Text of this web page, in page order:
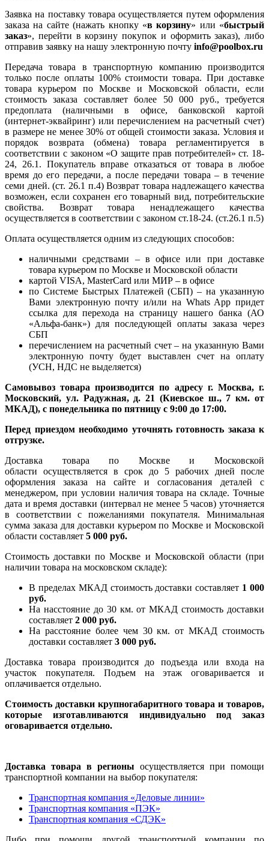
Заявка на поставку товара осуществляется путем оформления
заказа на сайте (нажать кнопку «в корзину» или «быстрый
заказ», перейти в корзину покупок и оформить заказ), либо
отправив заявку на нашу электронную почту info@poolbox.ru
Передача товара в транспортную компанию производится
только после оплаты 100% стоимости товара. При доставке
товара курьером по Москве и Московской области, если
стоимость заказа составляет более 50 000 руб., требуется
предоплата (наличными в офисе, банковской картой
(интернет-эквайринг) или перечислением на расчетный счет)
в размере не менее 30% от общей стоимости заказа. Условия и
порядок возврата (обмена) товара регламентируется в
соответствии с законом «О защите прав потребителей» ст. 18-
24, 26.1. Покупатель вправе отказаться от товара в любое
время до его передачи, а после передачи товара – в течение
семи дней. (ст. 26.1 п.4) Возврат товара надлежащего качества
возможен, если сохранен его товарный вид, потребительские
свойства. Возврат товара ненадлежащего качества
осуществляется в соответствии с законом ст.18-24. (ст.26.1 п.5)
Оплата осуществляется одним из следующих способов:
наличными средствами – в офисе или при доставке
товара курьером по Москве и Московской области
картой VISA, MasterCard или МИР – в офисе
по Системе Быстрых Платежей (СБП) – на указанную
Вами электронную почту и/или на Whats App придет
ссылка для перехода на страницу нашего банка (АО
«Альфа-банк») для последующей оплаты заказа через
СБП
перечислением на расчетный счет – на указанную Вами
электронную почту будет выставлен счет на оплату
(УСН, НДС не выделяется)
Самовывоз товара производится по адресу г. Москва, г.
Московский, ул. Радужная, д. 21 (Киевское ш., 7 км. от
МКАД), с понедельника по пятницу с 9:00 до 17:00.
Перед приездом необходимо уточнять готовность заказа к
отгрузке.
Доставка товара по Москве и Московской
области осуществляется в срок до 5 рабочих дней после
оформления заказа на сайте и согласования деталей с
менеджером, при условии наличия товара на складе. Точные
дата и время доставки (интервал не менее 5 часов) уточняется
в соответствии с пожеланиями покупателя. Минимальная
сумма заказа для доставки курьером по Москве и Московской
области составляет 5 000 руб.
Стоимость доставки по Москве и Московской области (при
наличии товара на московском складе):
В пределах МКАД стоимость доставки составляет 1 000
руб.
На насcтояние до 30 км. от МКАД стоимость доставки
составляет 2 000 руб.
На расстояние более чем 30 км. от МКАД стоимость
доставки составляет 3 000 руб.
Доставка товара производится до подъезда или входа на
участок покупателя. Подъем на этаж оговаривается и
оплачивается отдельно.
Стоимость доставки крупногабаритного товара и товаров,
которые изготавливаются индивидуально под заказ
оговаривается отдельно.
Доставка товара в регионы осуществляется при помощи
транспортной компании на выбор покупателя:
Транспортная компания «Деловые линии»
Транспортная компания «ПЭК»
Транспортная компания «СДЭК»